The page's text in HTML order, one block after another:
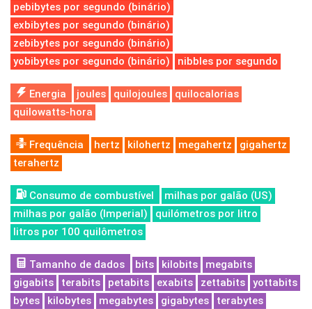
pebibytes por segundo (binário)
exbibytes por segundo (binário)
zebibytes por segundo (binário)
yobibytes por segundo (binário)
nibbles por segundo
Energia joules quilojoules
quilocalorias
quilowatts-hora
Frequência hertz kilohertz megahertz
gigahertz
terahertz
Consumo de combustível
milhas por galão (US)
milhas por galão (Imperial)
quilómetros por litro
litros por 100 quilômetros
Tamanho de dados bits kilobits
megabits
gigabits
terabits petabits exabits zettabits
yottabits
bytes
kilobytes megabytes gigabytes
terabytes